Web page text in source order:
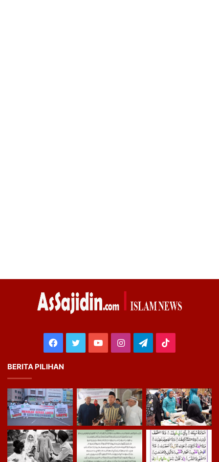
Facebook
TwitterYouTubeInstagram
Telegram
BERITA PILIHAN